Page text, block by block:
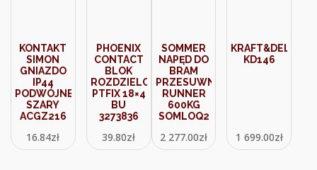
KONTAKT
SIMON
GNIAZDO
IP44
PODWÓJNE
SZARY
ACGZ216
16.84zł
PHOENIX
CONTACT
BLOK
ROZDZIELCZY
PTFIX 18×4
BU
3273836
39.80zł
SOMMER
NAPĘD DO
BRAM
PRZESUWNYCH
RUNNER
600KG
SOMLOQ2
2 277.00zł
KRAFT&DELE
KD146
1 699.00zł